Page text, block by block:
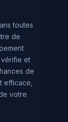
toutes
de
et
de
efficace,
votre